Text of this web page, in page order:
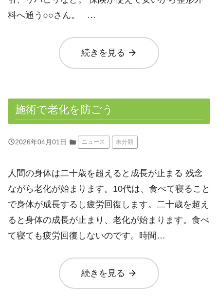
科へ通う○○さん。 …
続きを見る arrow_forward
施術で老化を防ごう
query_builder2026年04月01日 folder ニュース 未分類
人間の身体は二十歳を超えると成長が止まる 残念
ながら老化が始まります。10代は、食べて寝ること
で身体が成長するし疲労回復します。二十歳を超え
ると身体の成長が止まり、老化が始まります。食べ
て寝ても疲労回復しないのです。時間…
続きを見る arrow_forward